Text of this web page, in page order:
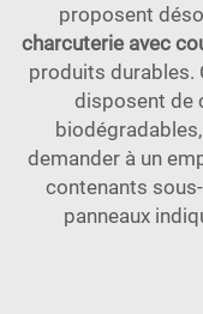
proposent
charcuterie avec
produits durables.
disposent de
demander à un
contenants
panneaux